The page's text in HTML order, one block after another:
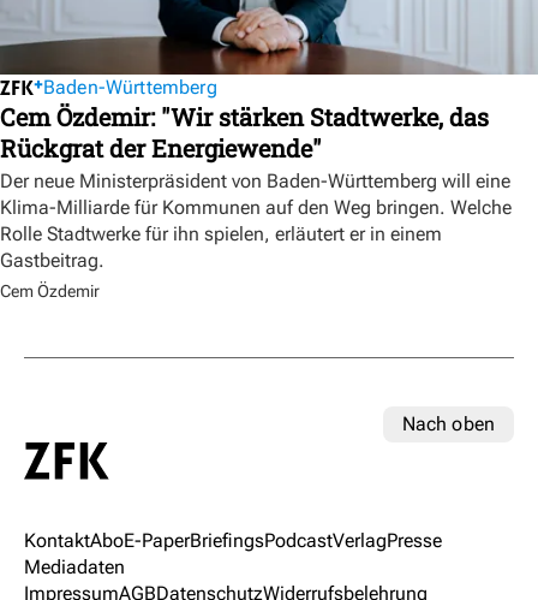
Baden-Württemberg
Cem Özdemir: "Wir stärken Stadtwerke, das
Rückgrat der Energiewende"
Der neue Ministerpräsident von Baden-Württemberg will eine
Klima-Milliarde für Kommunen auf den Weg bringen. Welche
Rolle Stadtwerke für ihn spielen, erläutert er in einem
Gastbeitrag.
Cem Özdemir
Nach oben
KontaktAboE-PaperBriefingsPodcastVerlagPresse
Mediadaten
ImpressumAGBDatenschutzWiderrufsbelehrung